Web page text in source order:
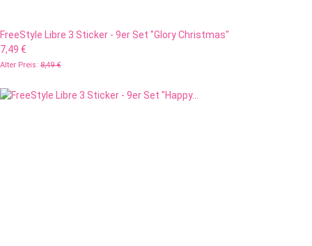
FreeStyle Libre 3 Sticker - 9er Set "Glory Christmas"
7,49 €
Alter Preis: 8,49 €